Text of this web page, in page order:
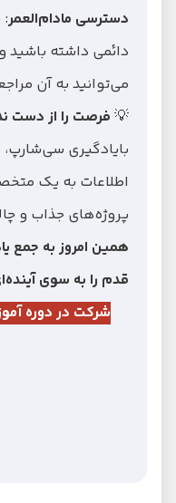
دسترسی مادامالعمر:
دائمی داشته باشید
می‌توانید به آن
💡 فرصت را از دست
بایادگیری سی‌شارپ،
اطلاعات به یک
پروژه‌های جذاب و
همین امروز به جمع
قدم را به سوی آینده
شرکت در دوره